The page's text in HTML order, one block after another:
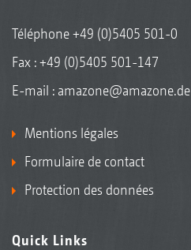
Téléphone+49 (0)5405 501-0
Fax : +49 (0)5405 501-147
E-mail : amazone@amazone.de
Mentions légales
Formulaire de contact
Protection des données
Quick Links